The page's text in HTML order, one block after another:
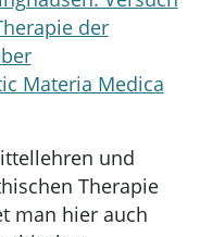
der
Materia Medica
und
Therapie
man hier auch